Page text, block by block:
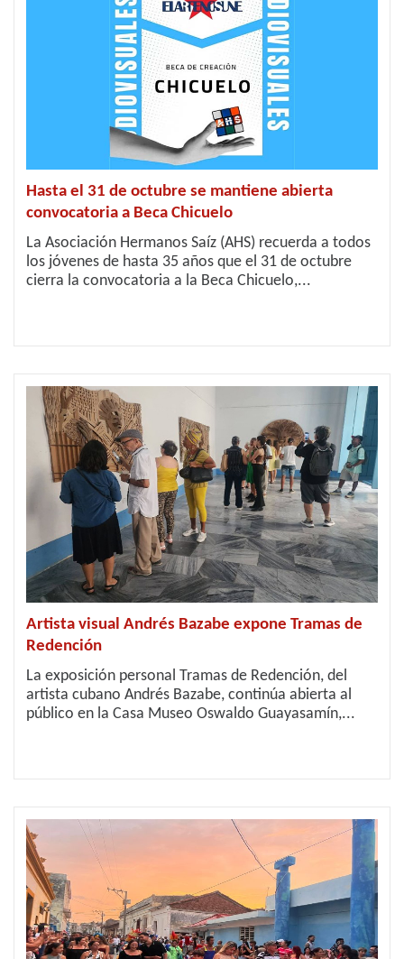
Hasta el 31 de octubre se mantiene abierta
convocatoria a Beca Chicuelo
La Asociación Hermanos Saíz (AHS) recuerda a todos
los jóvenes de hasta 35 años que el 31 de octubre
cierra la convocatoria a la Beca Chicuelo,...
Artista visual Andrés Bazabe expone Tramas de
Redención
La exposición personal Tramas de Redención, del
artista cubano Andrés Bazabe, continúa abierta al
público en la Casa Museo Oswaldo Guayasamín,...